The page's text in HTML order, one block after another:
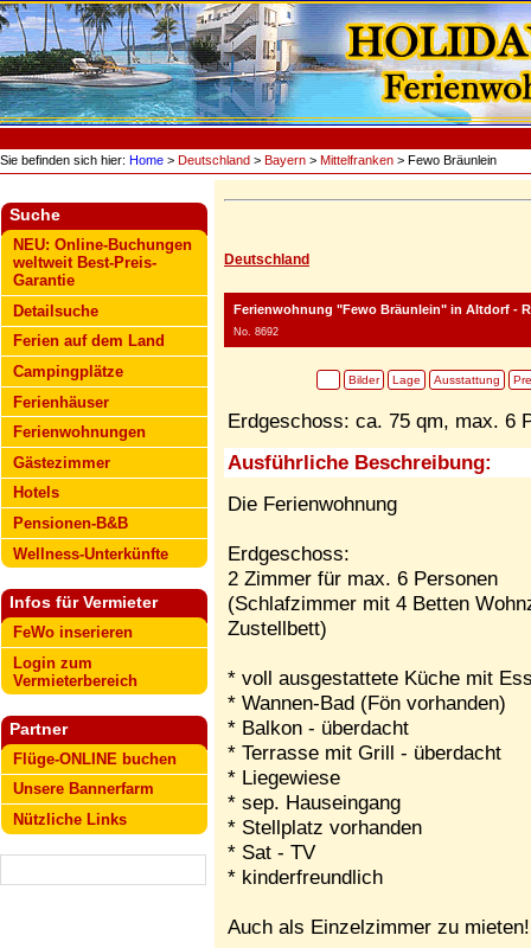
Sie befinden sich hier: Home > Deutschland > Bayern > Mittelfranken > Fewo Bräunlein
Suche
NEU: Online-Buchungen
weltweit Best-Preis-
Garantie
Detailsuche
Ferien auf dem Land
Campingplätze
Ferienhäuser
Ferienwohnungen
Gästezimmer
Hotels
Pensionen-B&B
Wellness-Unterkünfte
Infos für Vermieter
FeWo inserieren
Login zum
Vermieterbereich
Partner
Flüge-ONLINE buchen
Unsere Bannerfarm
Nützliche Links
Deutschland
Ferienwohnung "Fewo Bräunlein" in Altdorf -
No. 8692
Bilder Lage Ausstattung
Erdgeschoss: ca. 75 qm, max. 6
Ausführliche Beschreibung:
Die Ferienwohnung
Erdgeschoss:
2 Zimmer für max. 6 Personen
(Schlafzimmer mit 4 Betten
Zustellbett)
* voll ausgestattete Küche mit
* Wannen-Bad (Fön vorhanden)
* Balkon - überdacht
* Terrasse mit Grill - überdacht
* Liegewiese
* sep. Hauseingang
* Stellplatz vorhanden
* Sat - TV
* kinderfreundlich
Auch als Einzelzimmer zu mieten!